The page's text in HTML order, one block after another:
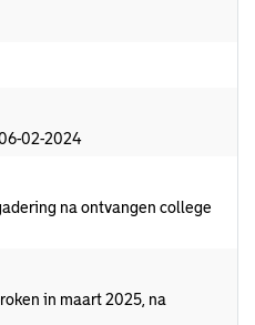
02-2024
na ontvangen college
in maart 2025, na